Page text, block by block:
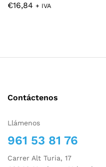
€16,84 + IVA
Contáctenos
Llámenos
961 53 81 76
Carrer Alt Turia, 17